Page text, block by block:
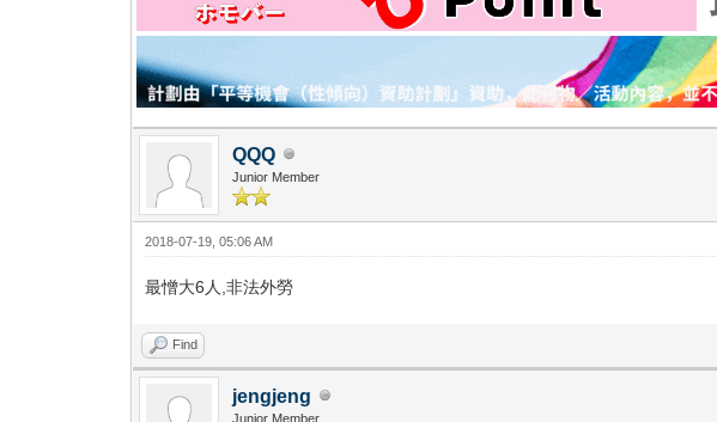
QQQ
Junior Member
2018-07-19, 05:06 AM
最憎大6人,非法外勞
Find
jengjeng
Junior Member